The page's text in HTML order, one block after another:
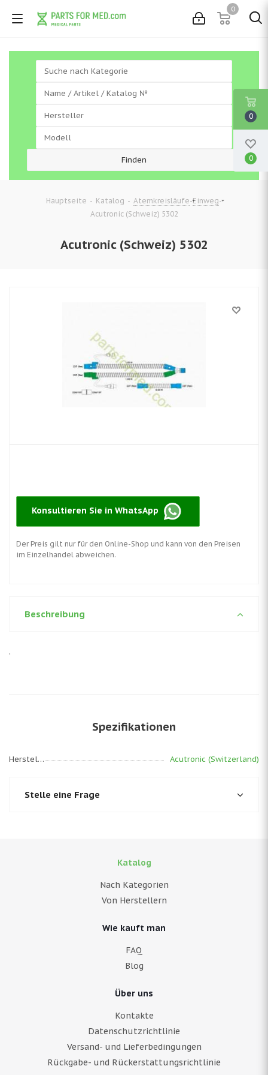
0
Hauptseite - Katalog - Atemkreisläufe-Einweg-
Acutronic (Schweiz) 5302
Acutronic (Schweiz) 5302
Konsultieren Sie in WhatsApp
Der Preis gilt nur für den Online-Shop und kann von den Preisen
im Einzelhandel abweichen.
Beschreibung
.
Spezifikationen
Hersteller Acutronic (Switzerland)
Stelle eine Frage
Katalog
Nach Kategorien
Von Herstellern
Wie kauft man
FAQ
Blog
Über uns
Kontakte
Datenschutzrichtlinie
Versand- und Lieferbedingungen
Rückgabe- und Rückerstattungsrichtlinie
0
0